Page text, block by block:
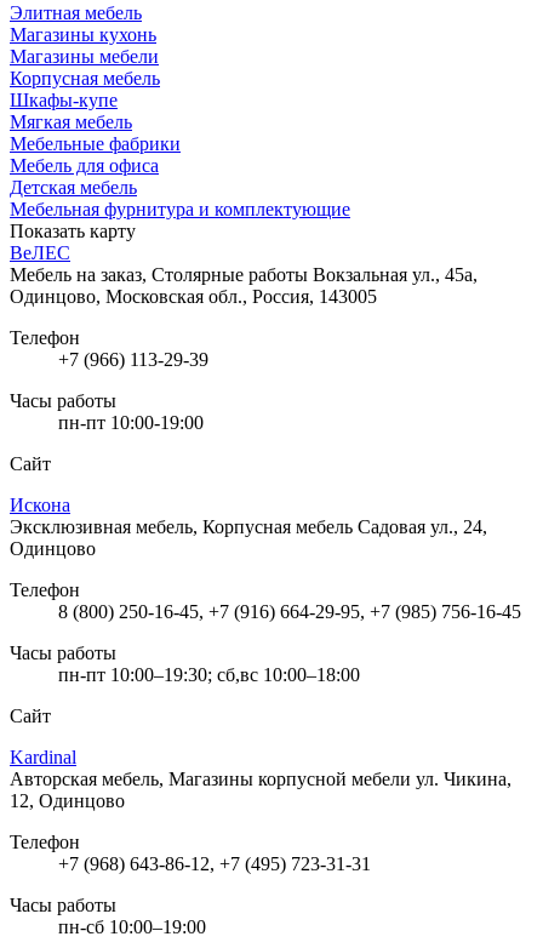
Элитная мебель
Магазины кухонь
Магазины мебели
Корпусная мебель
Шкафы-купе
Мягкая мебель
Мебельные фабрики
Мебель для офиса
Детская мебель
Мебельная фурнитура и комплектующие
Показать карту
ВеЛЕС
Мебель на заказ, Столярные работы Вокзальная ул., 45а,
Одинцово, Московская обл., Россия, 143005
Телефон
+7 (966) 113-29-39
Часы работы
пн-пт 10:00-19:00
Сайт
Искона
Эксклюзивная мебель, Корпусная мебель Садовая ул., 24,
Одинцово
Телефон
8 (800) 250-16-45, +7 (916) 664-29-95, +7 (985) 756-16-45
Часы работы
пн-пт 10:00–19:30; сб,вс 10:00–18:00
Сайт
Kardinal
Авторская мебель, Магазины корпусной мебели ул. Чикина,
12, Одинцово
Телефон
+7 (968) 643-86-12, +7 (495) 723-31-31
Часы работы
пн-сб 10:00–19:00